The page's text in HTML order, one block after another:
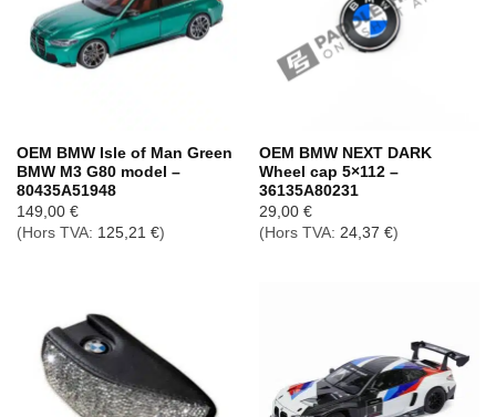
OEM BMW Isle of Man Green
BMW M3 G80 model –
80435A51948
149,00 €
(Hors TVA: 125,21 €)
OEM BMW NEXT DARK
Wheel cap 5×112 –
36135A80231
29,00 €
(Hors TVA: 24,37 €)